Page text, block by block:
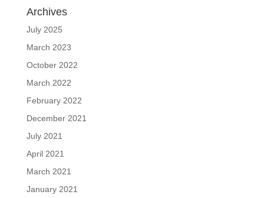
Archives
July 2025
March 2023
October 2022
March 2022
February 2022
December 2021
July 2021
April 2021
March 2021
January 2021